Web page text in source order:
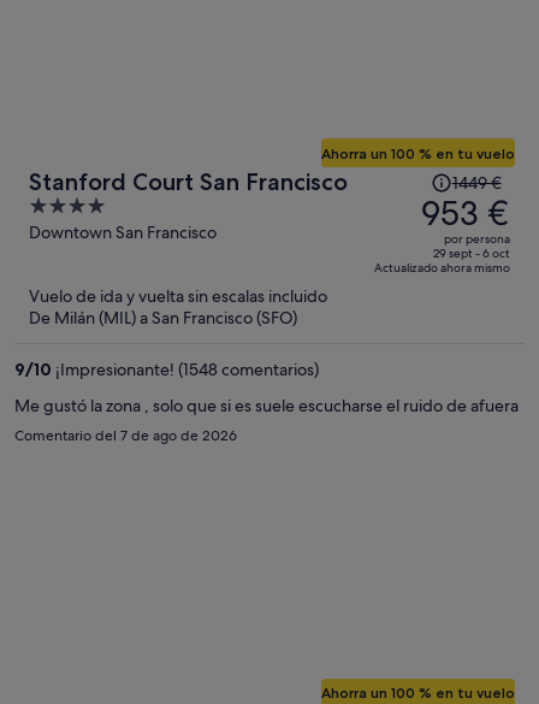
Stanford Court San Francisco
4
out
5
Downtown San Francisco
Ahorra un 100 % en tu vuelo
El
precio
era
de
1449 €,
por
1449 €
953 €
por persona
29 sept - 6 oct
Actualizado ahora mismo
Vuelo de ida y vuelta sin escalas incluido
De Milán (MIL) a San Francisco (SFO)
9/10 ¡Impresionante! (1548 comentarios)
Me gustó la zona , solo que si es suele escucharse el ruido de afuera
Comentario del 7 de ago de 2026
Ahorra un 100 % en tu vuelo